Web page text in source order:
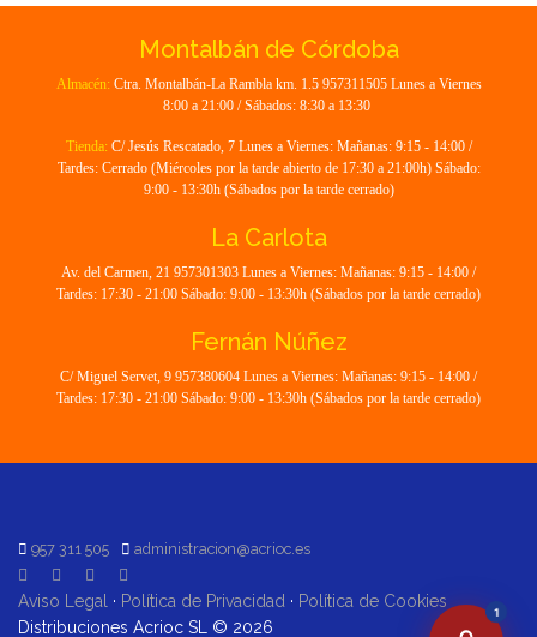
Montalbán de Córdoba
Almacén: Ctra. Montalbán-La Rambla km. 1.5 957311505 Lunes a Viernes
8:00 a 21:00 / Sábados: 8:30 a 13:30
Tienda: C/ Jesús Rescatado, 7 Lunes a Viernes: Mañanas: 9:15 - 14:00 /
Tardes: Cerrado (Miércoles por la tarde abierto de 17:30 a 21:00h) Sábado:
9:00 - 13:30h (Sábados por la tarde cerrado)
La Carlota
Av. del Carmen, 21 957301303 Lunes a Viernes: Mañanas: 9:15 - 14:00 /
Tardes: 17:30 - 21:00 Sábado: 9:00 - 13:30h (Sábados por la tarde cerrado)
Fernán Núñez
C/ Miguel Servet, 9 957380604 Lunes a Viernes: Mañanas: 9:15 - 14:00 /
Tardes: 17:30 - 21:00 Sábado: 9:00 - 13:30h (Sábados por la tarde cerrado)
957 311 505 administracion@acrioc.es
Aviso Legal · Política de Privacidad · Política de Cookies
Distribuciones Acrioc SL © 2026
1